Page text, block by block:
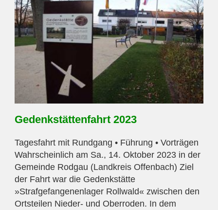
Gedenkstättenfahrt 2023
Tagesfahrt mit Rundgang • Führung • Vorträgen
Wahrscheinlich am Sa., 14. Oktober 2023 in der
Gemeinde Rodgau (Landkreis Offenbach) Ziel
der Fahrt war die Gedenkstätte
»Strafgefangenenlager Rollwald« zwischen den
Ortsteilen Nieder- und Oberroden. In dem